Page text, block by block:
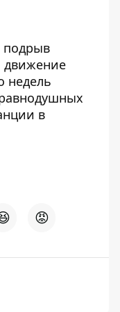
подрыв
движение
недель
в
😡